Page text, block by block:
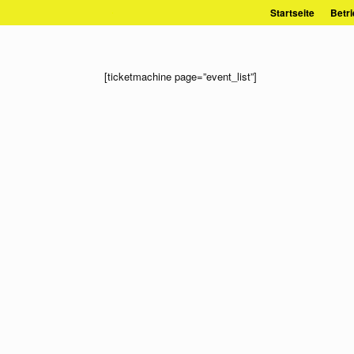
Inhalt
Startseite
[ticketmachine page=”event_list”]